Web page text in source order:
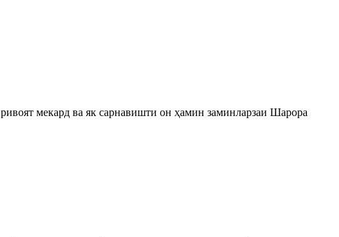
мекард ва як сарнавишти он ҳамин заминларзаи Шарора